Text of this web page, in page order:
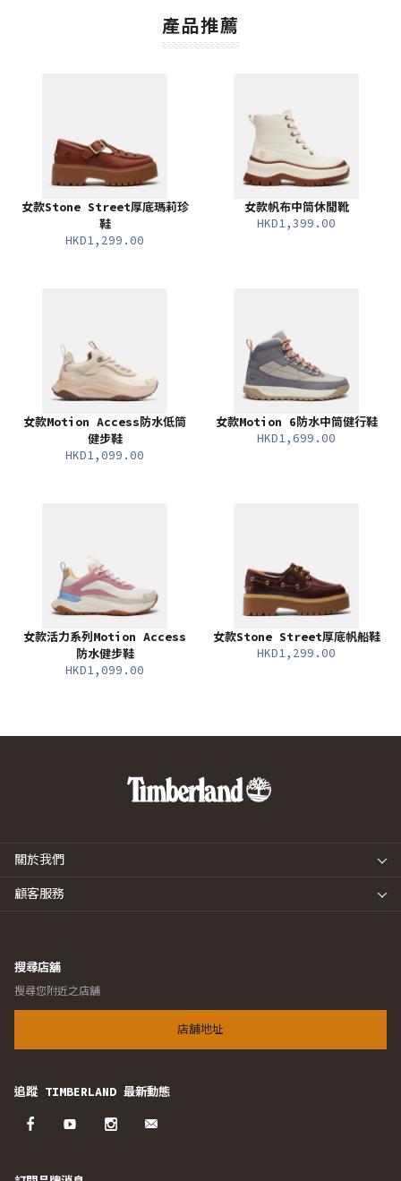
產品推薦
女款Stone Street厚底瑪莉珍
鞋
HKD1,299.00
女款帆布中筒休閒靴
HKD1,399.00
女款Motion Access防水低筒
健步鞋
HKD1,099.00
女款Motion 6防水中筒健行鞋
HKD1,699.00
女款活力系列Motion Access
防水健步鞋
HKD1,099.00
女款Stone Street厚底帆船鞋
HKD1,299.00
關於我們
顧客服務
搜尋店舖
搜尋您附近之店舖
店舖地址
追蹤 TIMBERLAND 最新動態